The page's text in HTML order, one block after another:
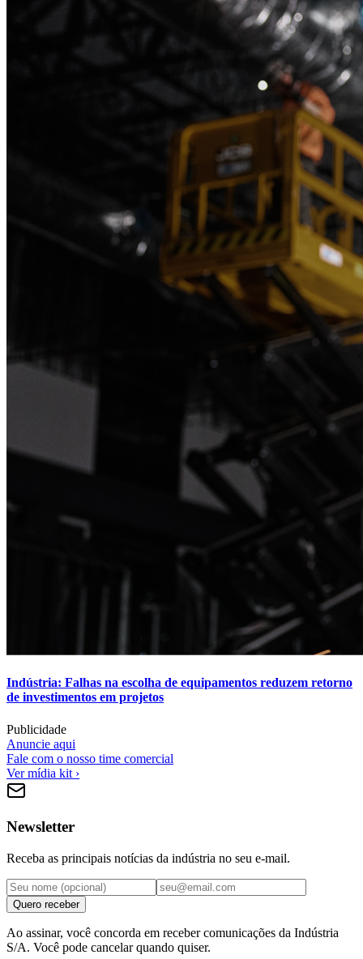
Indústria: Falhas na escolha de equipamentos reduzem retorno
de investimentos em projetos
Publicidade
Anuncie aqui
Fale com o nosso time comercial
Ver mídia kit ›
Newsletter
Receba as principais notícias da indústria no seu e-mail.
Quero receber
Ao assinar, você concorda em receber comunicações da Indústria
S/A. Você pode cancelar quando quiser.